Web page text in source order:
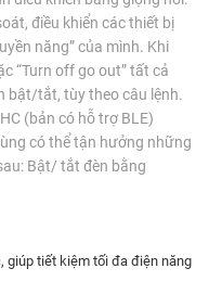
điều khiển các thiết bị
năng” của mình. Khi
“Turn off go out” tất cả
bật/tắt, tùy theo câu lệnh.
(bản có hỗ trợ BLE)
có thể tận hưởng những
Bật/ tắt đèn bằng
giúp tiết kiệm tối đa điện năng